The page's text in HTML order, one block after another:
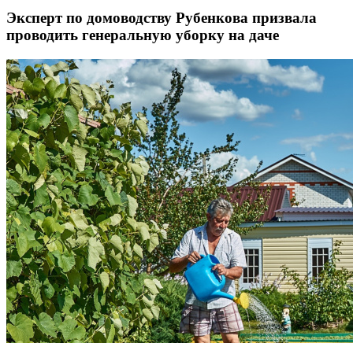
Эксперт по домоводству Рубенкова призвала
проводить генеральную уборку на даче